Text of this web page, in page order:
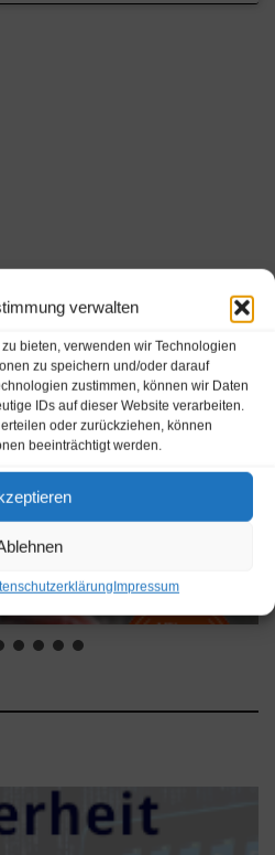
verwalten
bieten, verwenden wir Technologien
zu speichern und/oder darauf
zustimmen, können wir Daten
IDs auf dieser Website verarbeiten.
oder zurückziehen, können
beeinträchtigt werden.
Impressum